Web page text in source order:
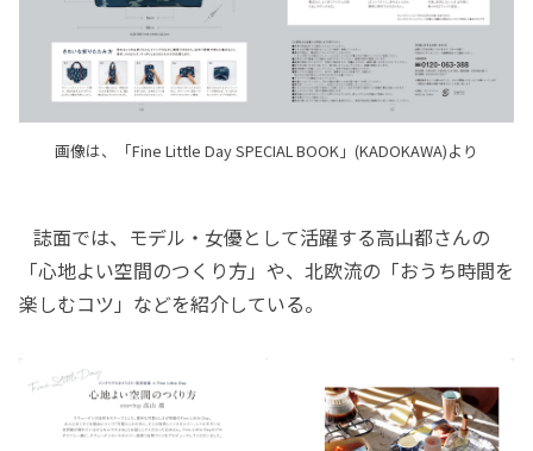
画像は、「Fine Little Day SPECIAL BOOK」(KADOKAWA)より
誌面では、モデル・女優として活躍する高山都さんの
「心地よい空間のつくり方」や、北欧流の「おうち時間を
楽しむコツ」などを紹介している。